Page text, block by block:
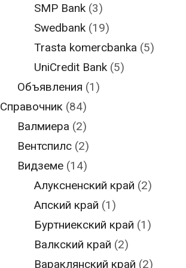
SMP Bank (3)
Swedbank (19)
Trasta komercbanka (5)
UniCredit Bank (5)
Объявления (1)
Справочник (84)
Валмиера (2)
Вентспилс(2)
Видземе(14)
Алуксненский край (2)
Апский край (1)
Буртниекский край (1)
Валкский край (2)
Вараклянский край (2)